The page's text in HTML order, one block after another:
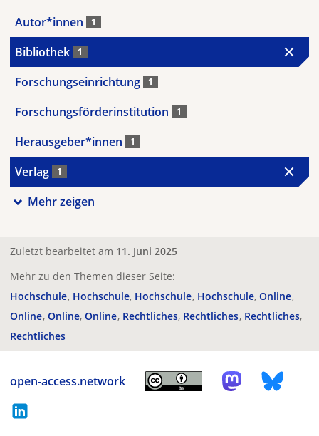
Autor*innen 1
Bibliothek 1
Forschungseinrichtung 1
Forschungsförderinstitution 1
Herausgeber*innen 1
Verlag 1
Mehr zeigen
Zuletzt bearbeitet am 11. Juni 2025
Mehr zu den Themen dieser Seite:
Hochschule Hochschule Hochschule Hochschule Online
Online Online Online Rechtliches Rechtliches Rechtliches
Rechtliches
open-access.network